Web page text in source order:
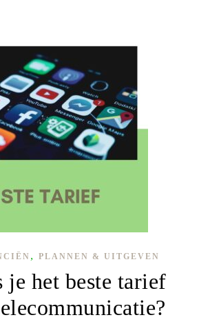
, PLANNEN & UITGEVEN
je het beste tarief